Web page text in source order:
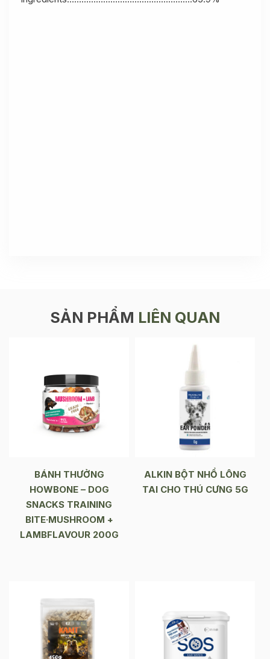
SẢN PHẨM LIÊN QUAN
BÁNH THƯỞNG
HOWBONE – DOG
SNACKS TRAINING
BITE·MUSHROOM +
LAMBFLAVOUR 200G
ALKIN BỘT NHỔ LÔNG
TAI CHO THÚ CƯNG 5G